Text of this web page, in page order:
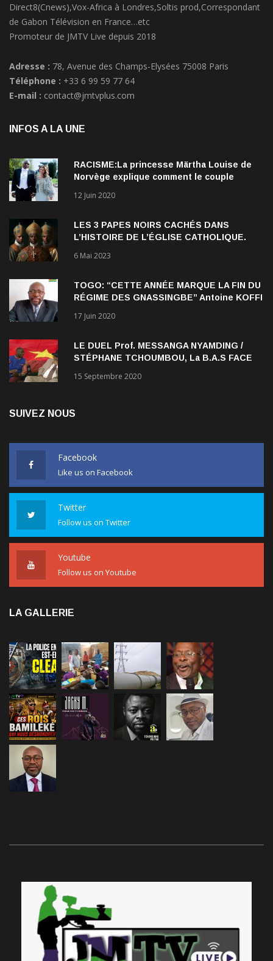
Direct8(Cnews),Vox-Africa à Londres,Soltis prod,Correspondant
de Gabon Télévision en France…etc
Promoteur de JMTV Live depuis 2018
Adresse : 78, Avenue des Champs-Elysées 75008 Paris
Téléphone : +33 6 99 59 77 64
E-mail : contact@jmtvplus.com
INFOS A LA UNE
RACISME:La princesse Märtha Louise de
Norvège explique comment le couple
Verrett lui a ouvert les yeux sur le racisme
12 Juin 2020
LES 3 PAPES NOIRS CACHÉS DANS
L’HISTOIRE DE L’ÉGLISE CATHOLIQUE.
6 Mai 2023
TOGO: “CETTE ANNÉE MARQUE LA FIN DU
RÉGIME DES GNASSINGBE” Antoine KOFFI
17 Juin 2020
LE DUEL Prof. MESSANGA NYAMDING /
STÉPHANE TCHOUMBOU, La B.A.S FACE
15 Septembre 2020
SUIVEZ NOUS
Facebook
Like us on Facebook
Twitter
Follow us on Twitter
Youtube
Follow us on Youtube
LA GALLERIE